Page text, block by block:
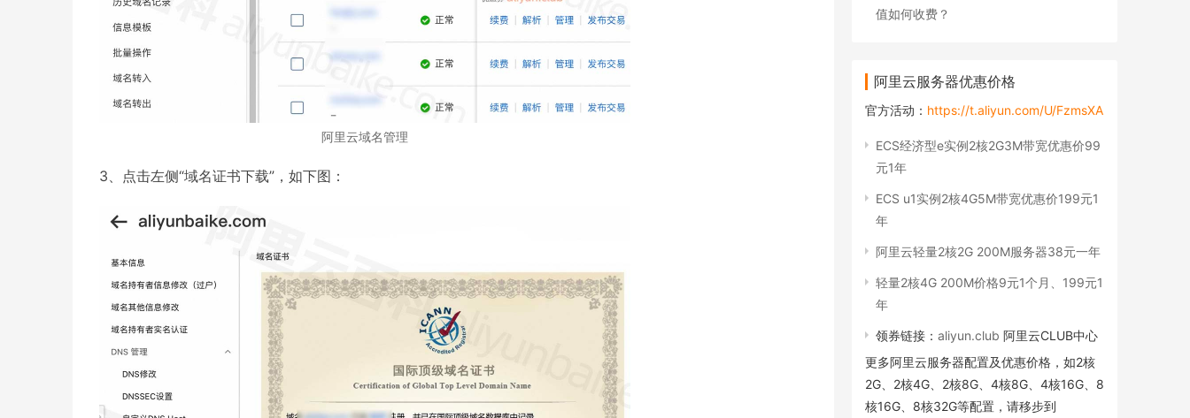
阿里云域名管理
3、点击左侧“域名证书下载”，如下图：
值如何收费？
阿里云服务器优惠价格
官方活动： https://t.aliyun.com/U/FzmsXA
ECS经济型e实例2核2G3M带宽优惠价99
元1年
ECS u1实例2核4G5M带宽优惠价199元1
年
阿里云轻量2核2G 200M服务器38元一年
轻量2核4G 200M价格9元1个月、199元1
年
领券链接： aliyun.club 阿里云CLUB中心
更多阿里云服务器配置及优惠价格，如2核
2G、2核4G、2核8G、4核8G、4核16G、8
核16G、8核32G等配置，请移步到